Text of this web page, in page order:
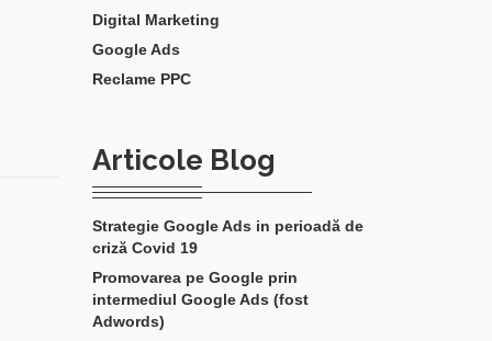
Digital Marketing
Google Ads
Reclame PPC
Articole Blog
Strategie Google Ads in perioadă de
criză Covid 19
Promovarea pe Google prin
intermediul Google Ads (fost
Adwords)